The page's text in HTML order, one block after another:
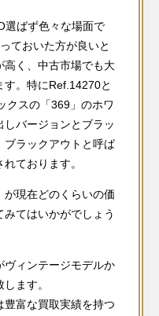
選ばず色々な場面で
ておいた方が良いと
高く、中古市場でも大
。特にRef.14270と
クスの「369」のホワ
バージョンとブラッ
ブラックアウトと呼ば
ております。
現在どのくらいの価
てはいかがでしょう
ヴィンテージモデルか
ます。
富な買取実績を持つ